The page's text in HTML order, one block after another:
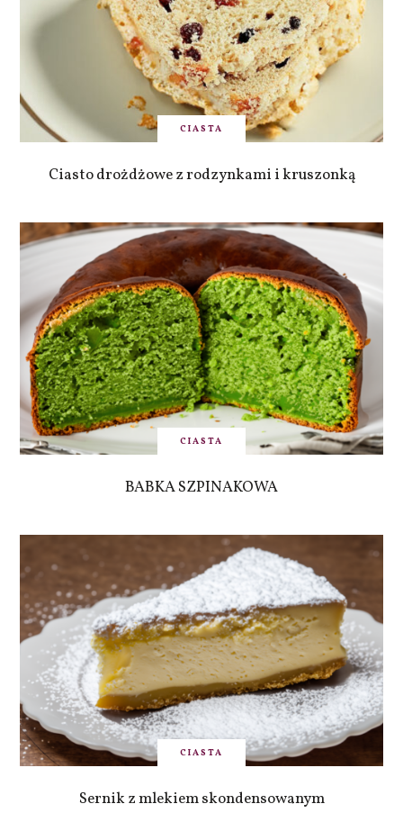
CIASTA
Ciasto drożdżowe z rodzynkami i kruszonką
CIASTA
BABKA SZPINAKOWA
CIASTA
Sernik z mlekiem skondensowanym